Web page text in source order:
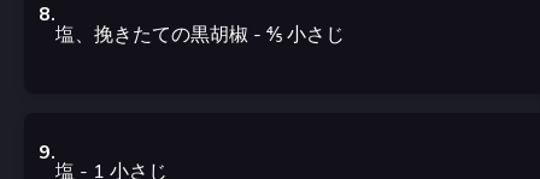
8.
塩、挽きたての黒胡椒 - ⅘小さじ
9.
塩 - 1 小さじ